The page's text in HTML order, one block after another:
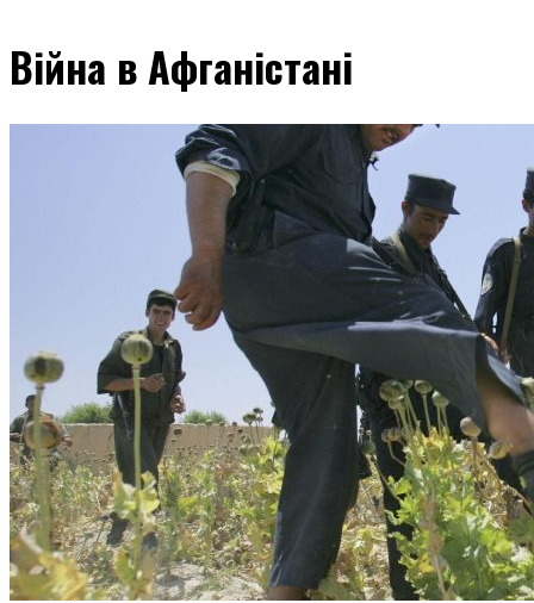
Війна в Афганістані